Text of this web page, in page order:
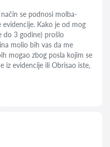
se podnosi molba-
Kako je od mog
do 3 godine) prošlo
molio bih vas da me
mogao zbog posla kojim se
iz evidencije ili Obrisao iste,